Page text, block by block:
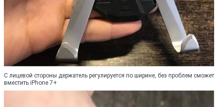
С лицевой стороны держатель регулируется по ширине, без проблем сможет
вместить iPhone 7+